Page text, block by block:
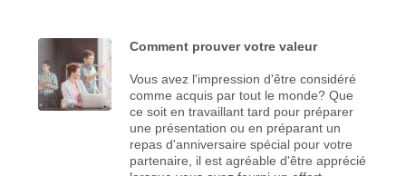
Comment prouver votre valeur
Vous avez l'impression d'être considéré
comme acquis par tout le monde? Que
ce soit en travaillant tard pour préparer
une présentation ou en préparant un
repas d'anniversaire spécial pour votre
partenaire, il est agréable d'être apprécié